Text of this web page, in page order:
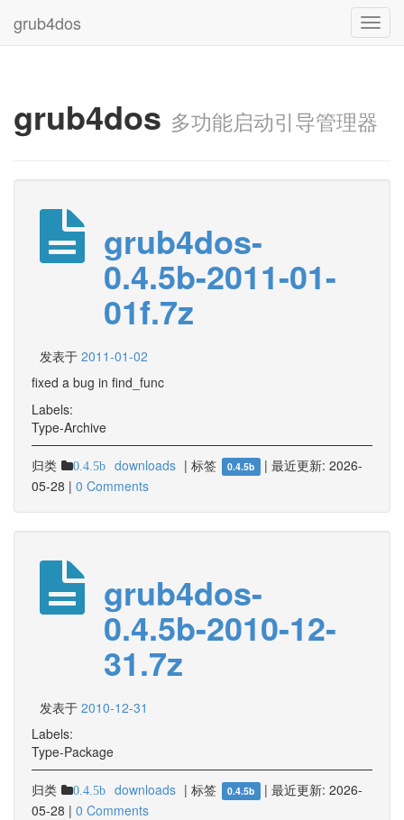
grub4dos
grub4dos 多功能启动引导管理器
grub4dos-
0.4.5b-2011-01-
01f.7z
发表于 2011-01-02
fixed a bug in find_func
Labels:
Type-Archive
归类 0.4.5b downloads | 标签 0.4.5b | 最近更新: 2026-
05-28 | 0 Comments
grub4dos-
0.4.5b-2010-12-
31.7z
发表于 2010-12-31
Labels:
Type-Package
归类 0.4.5b downloads | 标签 0.4.5b | 最近更新: 2026-
05-28 | 0 Comments